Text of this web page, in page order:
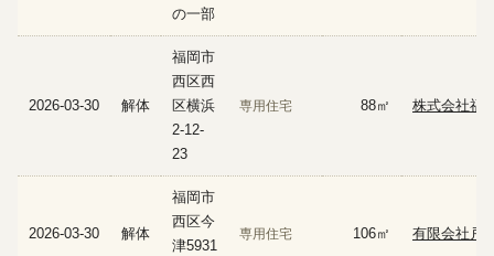
の一部
2026-03-30 解体
福岡市
西区西
区横浜
2-12-
23
専用住宅 88㎡ 株式会社福
2026-03-30 解体
福岡市
西区今
津5931
専用住宅 106㎡ 有限会社戸